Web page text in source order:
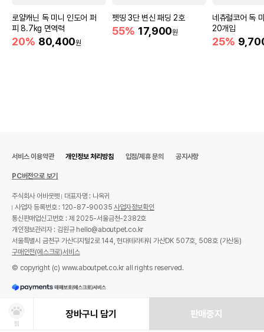
로얄캐닌 독 미니 인도어 퍼
피 8.7kg 면역력
20% 80,400원
펫띵 3단 변신 패딩 2호
55% 17,900원
네츄럴코어 독
20개입
25%
찜
장바구니 담기 판매중지
서비스 이용약관 개인정보 처리방침 입점/제휴 문의 공지사항
PC버전으로 보기
주식회사 어바웃펫
대표자명 : 나옥귀
사업자 등록번호 : 120-87-90035사업자정보확인
통신판매업신고번호 : 제 2025-서울금천-2382호
개인정보관리자 : 김원규 hello@aboutpet.co.kr
서울특별시 금천구 가산디지털2로 144, 현대테라타워 가산DK 507호, 508호 (가산동)
구매안전(에스크로)서비스
© copyright (c) www.aboutpet.co.kr all rights reserved.